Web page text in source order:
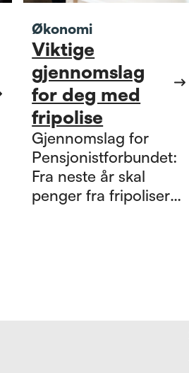
Økonomi
Viktige
gjennomslag
for deg med
fripolise
Gjennomslag for
Pensjonistforbundet:
Fra neste år skal
penger fra fripoliser